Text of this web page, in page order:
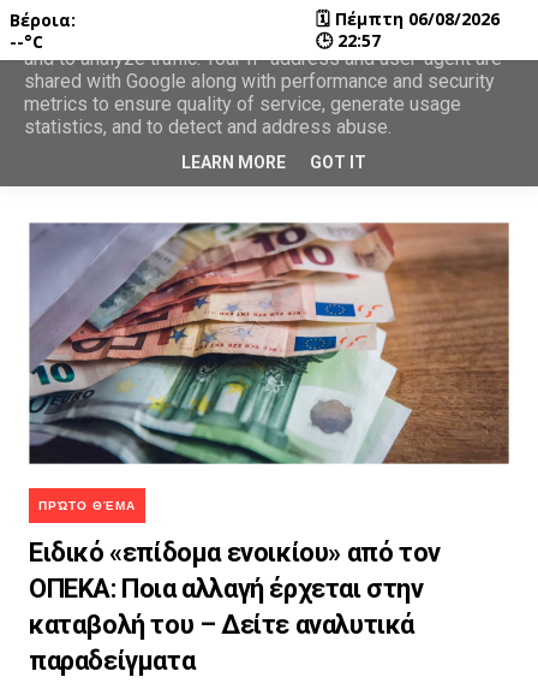
ΠΡΏΤΟ ΘΈΜΑ
Ειδικό «επίδομα ενοικίου» από τον
ΟΠΕΚΑ: Ποια αλλαγή έρχεται στην
καταβολή του – Δείτε αναλυτικά
παραδείγματα
Βέροια:
--°C
🗓 Πέμπτη 06/08/2026
🕒 22:57
This site uses cookies from Google to deliver its services
and to analyze traffic. Your IP address and user-agent are
shared with Google along with performance and security
metrics to ensure quality of service, generate usage
statistics, and to detect and address abuse.
LEARN MORE GOT IT